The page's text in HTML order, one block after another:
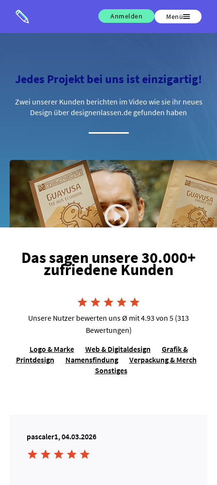
Anmelden Menü
Jedes Projekt bei uns ist einzigartig!
Zwei unserer Kunden berichten im Video wie sie ihr neues
Design über designenlassen.de gefunden haben
Das sagen unsere 30.000+
zufriedene Kunden
    
Unsere Nutzer bewerten uns Ø mit 4.93 von 5 (313
Bewertungen)
Logo & Marke
Web & Digitaldesign
Grafik &
Printdesign
Namensfindung
Verpackung & Merch
Sonstiges
pascaler1, 04.03.2026
    